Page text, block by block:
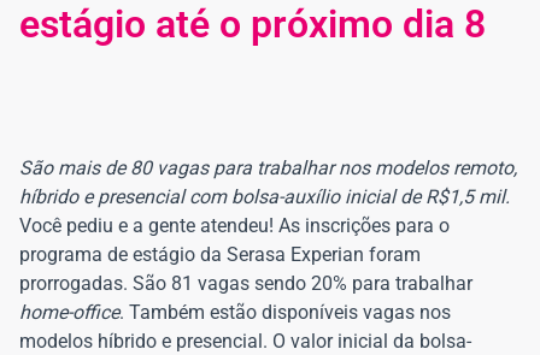
estágio até o próximo dia 8
São mais de 80 vagas para trabalhar nos modelos remoto,
híbrido e presencial com bolsa-auxílio inicial de R$1,5 mil.
Você pediu e a gente atendeu! As inscrições para o
programa de estágio da Serasa Experian foram
prorrogadas. São 81 vagas sendo 20% para trabalhar
home-office. Também estão disponíveis vagas nos
modelos híbrido e presencial. O valor inicial da bolsa-